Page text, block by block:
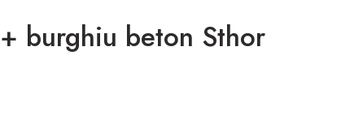
burghiu beton Sthor